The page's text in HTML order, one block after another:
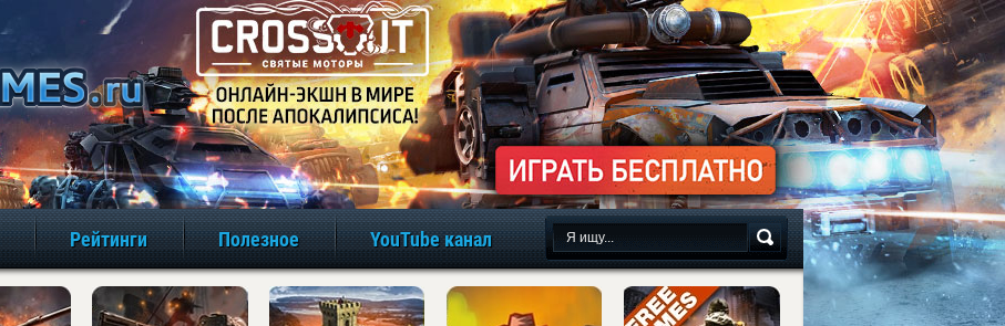
игры онлайн бесплатно
Рейтинги Полезное YouTube канал